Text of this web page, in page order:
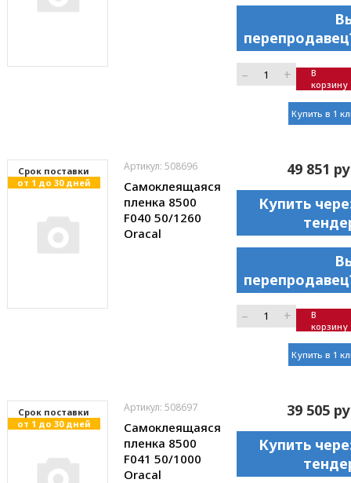
– +
В
корзину
Купить в 1
Cрок поставки
от 1 до 30 дней
Артикул: 508696
Самоклеящаяся
пленка 8500
F040 50/1260
Oracal
49 851
Купить
– +
В
корзину
Купить в 1
Cрок поставки
от 1 до 30 дней
Артикул: 508697
Самоклеящаяся
пленка 8500
F041 50/1000
Oracal
39 505
Купить